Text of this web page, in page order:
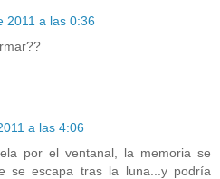
2011 a las 0:36
a las 4:06
por el ventanal, la memoria se
se escapa tras la luna...y podría